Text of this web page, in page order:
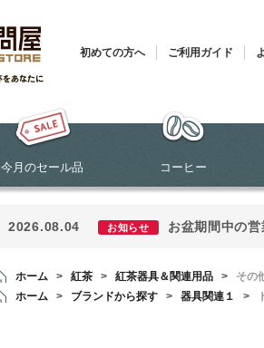
初めての方へ ご利用ガイド
今月のセール品 コーヒー
2026.08.04 お知らせ お盆期間中の
ホーム > 紅茶 > 紅茶器具＆関連用品 >
その
ホーム
> ブランドから探す > 器具関連１ >